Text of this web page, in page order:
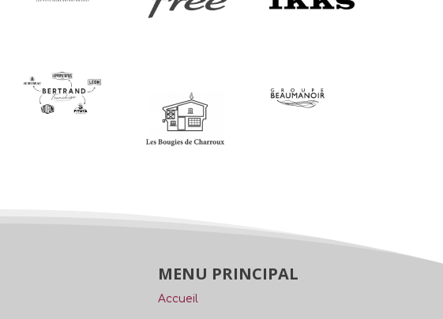
MENU PRINCIPAL
Accueil